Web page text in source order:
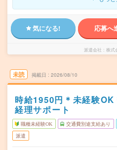
気になる! 応募へ
派遣会社 株式
未読 掲載日 2026/08/10
時給1950円＊未経験OK
経理サポート
職種未経験OK 交通費別途支給あり
派遣